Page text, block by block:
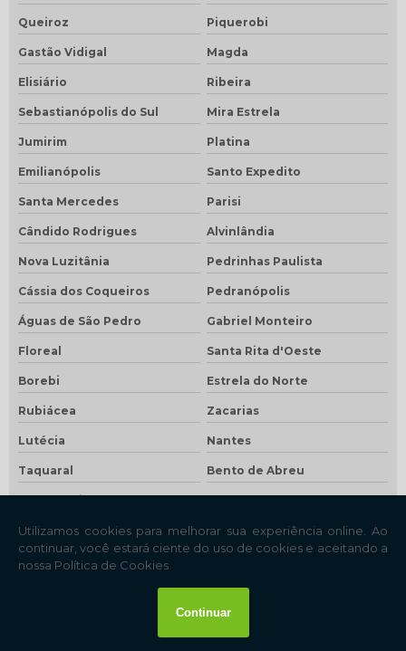
Queiroz Piquerobi
Gastão Vidigal Magda
Elisiário Ribeira
Sebastianópolis do Sul Mira Estrela
Jumirim Platina
Emilianópolis Santo Expedito
Santa Mercedes Parisi
Cândido Rodrigues Alvinlândia
Nova Luzitânia Pedrinhas Paulista
Cássia dos Coqueiros Pedranópolis
Águas de São Pedro Gabriel Monteiro
Floreal Santa Rita d'Oeste
Borebi Estrela do Norte
Rubiácea Zacarias
Lutécia Nantes
Taquaral Bento de Abreu
São Francisco Santa Clara d'Oeste
São João das Duas Pontes Pracinha
Brejo Alegre
Oscar Bressane
Pontes Gestal